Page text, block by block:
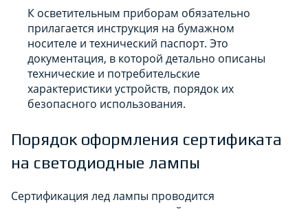
К осветительным приборам обязательно
прилагается инструкция на бумажном
носителе и технический паспорт. Это
документация, в которой детально описаны
технические и потребительские
характеристики устройств, порядок их
безопасного использования.
Порядок оформления сертификата
на светодиодные лампы
Сертификация лед лампы проводится